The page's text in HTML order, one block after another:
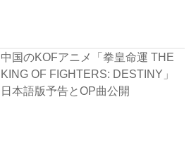
中国のKOFアニメ「拳皇命運 THE
KING OF FIGHTERS: DESTINY」
日本語版予告とOP曲公開